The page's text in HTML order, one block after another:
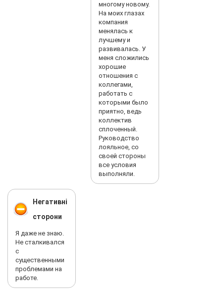
многому новому.
На моих глазах
компания
менялась к
лучшему и
развивалась. У
меня сложились
хорошие
отношения с
коллегами,
работать с
которыми было
приятно, ведь
коллектив
сплоченный.
Руководство
лояльное, со
своей стороны
все условия
выполняли.
Негативні
сторони
Я даже не знаю.
Не сталкивался
с
существенными
проблемами на
работе.